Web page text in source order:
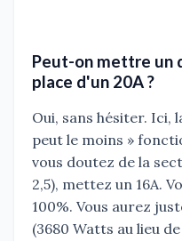
Peut-on mettre un
place d'un 20A ?
Oui, sans hésiter. Ici,
peut le moins »
vous doutez de la
2,5), mettez un 16A.
100%. Vous aurez
(3680 Watts au lieu